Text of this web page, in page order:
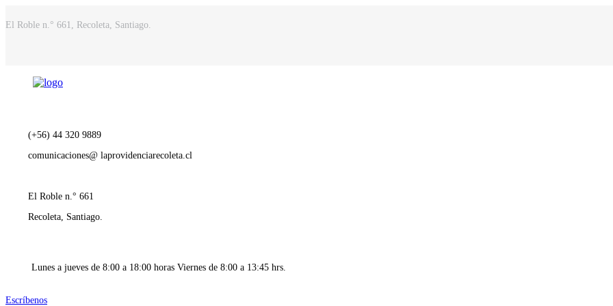
El Roble n.° 661, Recoleta, Santiago.
(+56) 44 320 9889
comunicaciones@ laprovidenciarecoleta.cl
El Roble n.° 661
Recoleta, Santiago.
Lunes a jueves de 8:00 a 18:00 horas Viernes de 8:00 a 13:45 hrs.
Escríbenos